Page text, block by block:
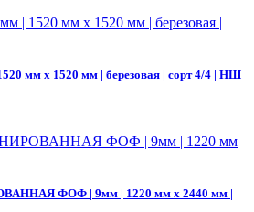
мм х 1520 мм | березовая | сорт 4/4 | НШ
ФОФ | 9мм | 1220 мм х 2440 мм |